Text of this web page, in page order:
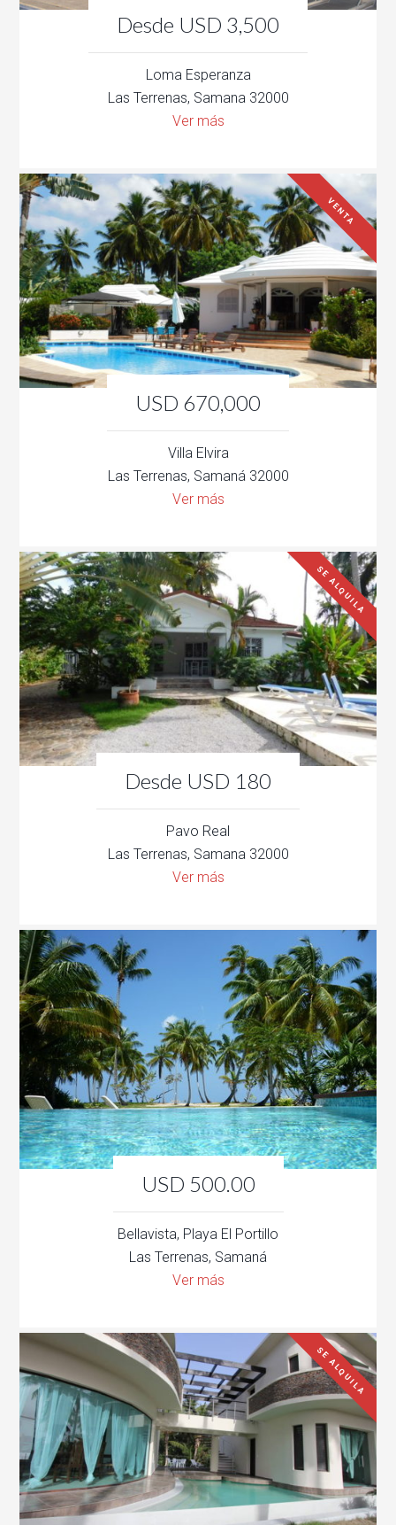
Desde USD 3,500
Loma Esperanza
Las Terrenas, Samana 32000
Ver más
USD 670,000
VENTA
Villa Elvira
Las Terrenas, Samaná 32000
Ver más
Desde USD 180
SE ALQUILA
Pavo Real
Las Terrenas, Samana 32000
Ver más
USD 500.00
Bellavista, Playa El Portillo
Las Terrenas, Samaná
Ver más
SE ALQUILA